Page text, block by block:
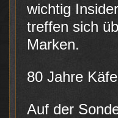
wichtig
treffen sich
Marken.
80 Jahre
Auf der